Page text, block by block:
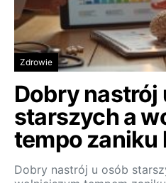
Zdrowie
Dobry nastrój
starszych a
tempo zaniku
Dobry nastrój u osób